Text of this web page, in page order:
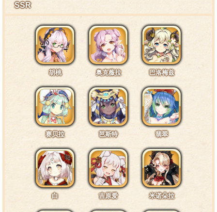
皮肤1互动台词4·身体1
对了，为什么团长也在空中，因为这里是在梦里吗？
皮肤1互动台词5·身体2
团长，别抓着我的身体！好重，要掉下去了！
皮肤1互动台词6·身体3
这是我睡前穿的衣服，把帽子也戴上的话，看起来会
有种别样的骑士风范哦。
SSR
胡桃 奥克薇拉 巴洛梅兹
赛贝拉 芭斯特 翡翠
白 吉原爱 米诺朵拉